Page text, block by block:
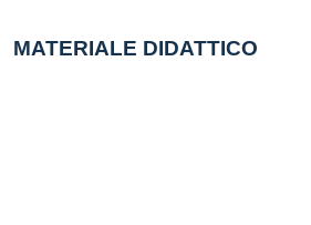
MATERIALE DIDATTICO